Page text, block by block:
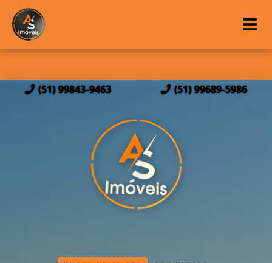
(51) 99843-9463 (51) 99689-5986